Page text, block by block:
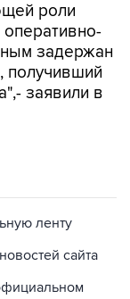
роли
задержан
получивший
заявили в
ленту
сайта